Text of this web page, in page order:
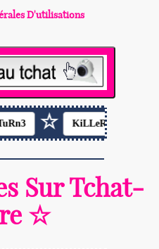
D'utilisations
KiLLeRDeDieu ☆
Sur Tchat-
☆